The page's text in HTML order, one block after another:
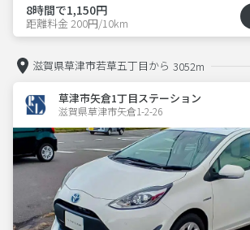
8時間で1,150円
距離料金 200円/10km
滋賀県草津市若草五丁目から 3052m
草津市矢倉1丁目ステーション
滋賀県草津市矢倉1-2-26